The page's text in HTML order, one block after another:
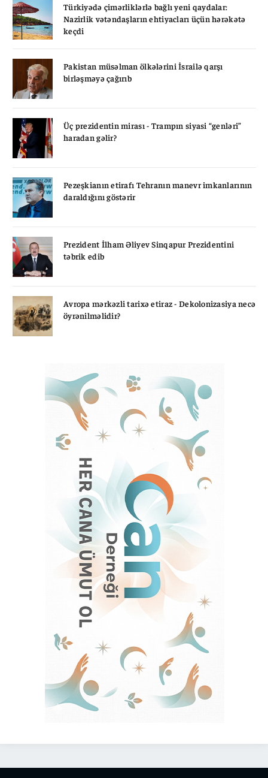
Türkiyədə çimərliklərlə bağlı yeni qaydalar:
Nazirlik vətəndaşların ehtiyacları üçün hərəkətə
keçdi
Pakistan müsəlman ölkələrini İsrailə qarşı
birləşməyə çağırıb
Üç prezidentin mirası - Trampın siyasi “genləri”
haradan gəlir?
Pezeşkianın etirafı Tehranın manevr imkanlarının
daraldığını göstərir
Prezident İlham Əliyev Sinqapur Prezidentini
təbrik edib
Avropa mərkəzli tarixə etiraz - Dekolonizasiya necə
öyrənilməlidir?